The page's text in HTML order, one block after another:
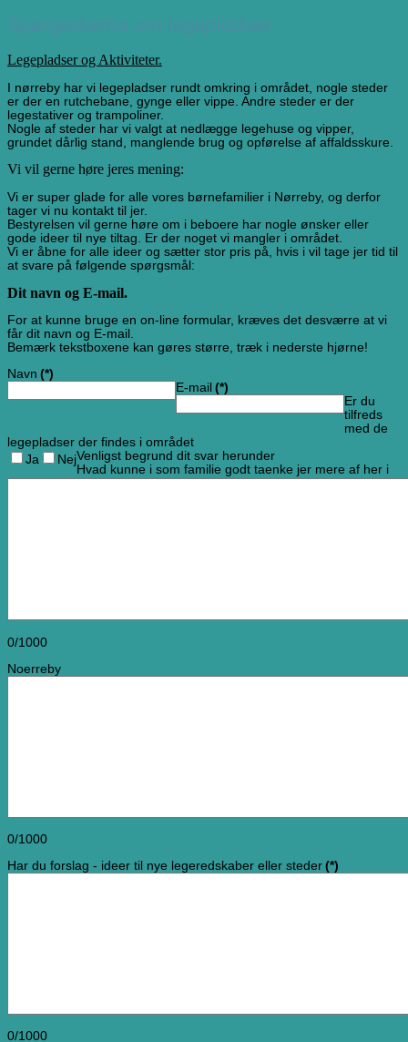
Legepladser og Aktiviteter.
I nørreby har vi legepladser rundt omkring i området, nogle steder
er der en rutchebane, gynge eller vippe. Andre steder er der
legestativer og trampoliner.
Nogle af steder har vi valgt at nedlægge legehuse og vipper,
grundet dårlig stand, manglende brug og opførelse af affaldsskure.
Vi vil gerne høre jeres mening:
Vi er super glade for alle vores børnefamilier i Nørreby, og derfor
tager vi nu kontakt til jer.
Bestyrelsen vil gerne høre om i beboere har nogle ønsker eller
gode ideer til nye tiltag. Er der noget vi mangler i området.
Vi er åbne for alle ideer og sætter stor pris på, hvis i vil tage jer tid til
at svare på følgende spørgsmål:
Dit navn og E-mail.
For at kunne bruge en on-line formular, kræves det desværre at vi
får dit navn og E-mail.
Bemærk tekstboxene kan gøres større, træk i nederste hjørne!
Navn (*)
E-mail (*)
Er du
tilfreds
med de
legepladser der findes i området
Ja
NejVenligst begrund dit svar herunder
0/1000
Hvad kunne i som familie godt taenke jer mere af her i
Noerreby
0/1000
Har du forslag - ideer til nye legeredskaber eller steder (*)
0/1000